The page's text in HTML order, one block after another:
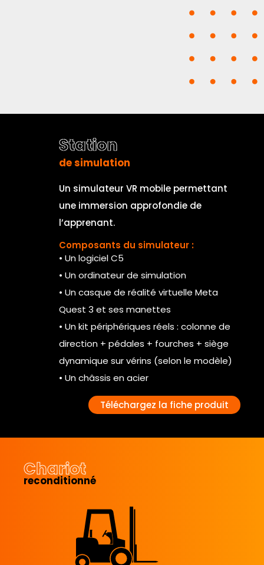
Station
de simulation
Un simulateur VR mobile permettant
une immersion approfondie de
l’apprenant.
Composants du simulateur :
• Un logiciel C5
• Un ordinateur de simulation
• Un casque de réalité virtuelle Meta
Quest 3 et ses manettes
• Un kit périphériques réels : colonne de
direction + pédales + fourches + siège
dynamique sur vérins (selon le modèle)
• Un châssis en acier
Téléchargez la fiche produit
Chariot
reconditionné